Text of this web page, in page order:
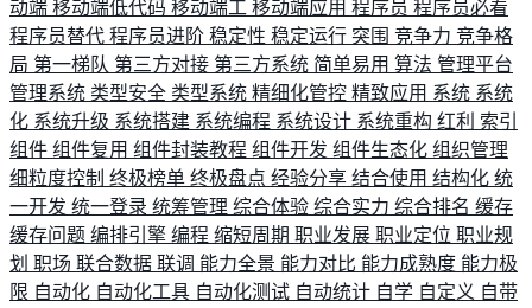
动端 移动端低代码 移动端工 移动端应用 程序员 程序员必看
程序员替代 程序员进阶 稳定性 稳定运行 突围 竞争力 竞争格
局 第一梯队 第三方对接 第三方系统 简单易用 算法 管理平台
管理系统 类型安全 类型系统 精细化管控 精致应用 系统 系统
化 系统升级 系统搭建 系统编程 系统设计 系统重构 红利 索引
组件 组件复用 组件封装教程 组件开发 组件生态化 组织管理
细粒度控制 终极榜单 终极盘点 经验分享 结合使用 结构化 统
一开发 统一登录 统筹管理 综合体验 综合实力 综合排名 缓存
缓存问题 编排引擎 编程 缩短周期 职业发展 职业定位 职业规
划 职场 联合数据 联调 能力全景 能力对比 能力成熟度 能力极
限 自动化 自动化工具 自动化测试 自动统计 自学 自定义 自带